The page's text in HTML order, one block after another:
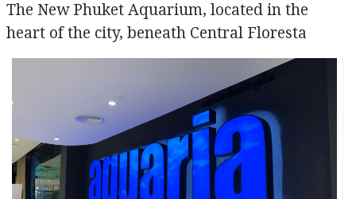
The New Phuket Aquarium, located in the
heart of the city, beneath Central Floresta